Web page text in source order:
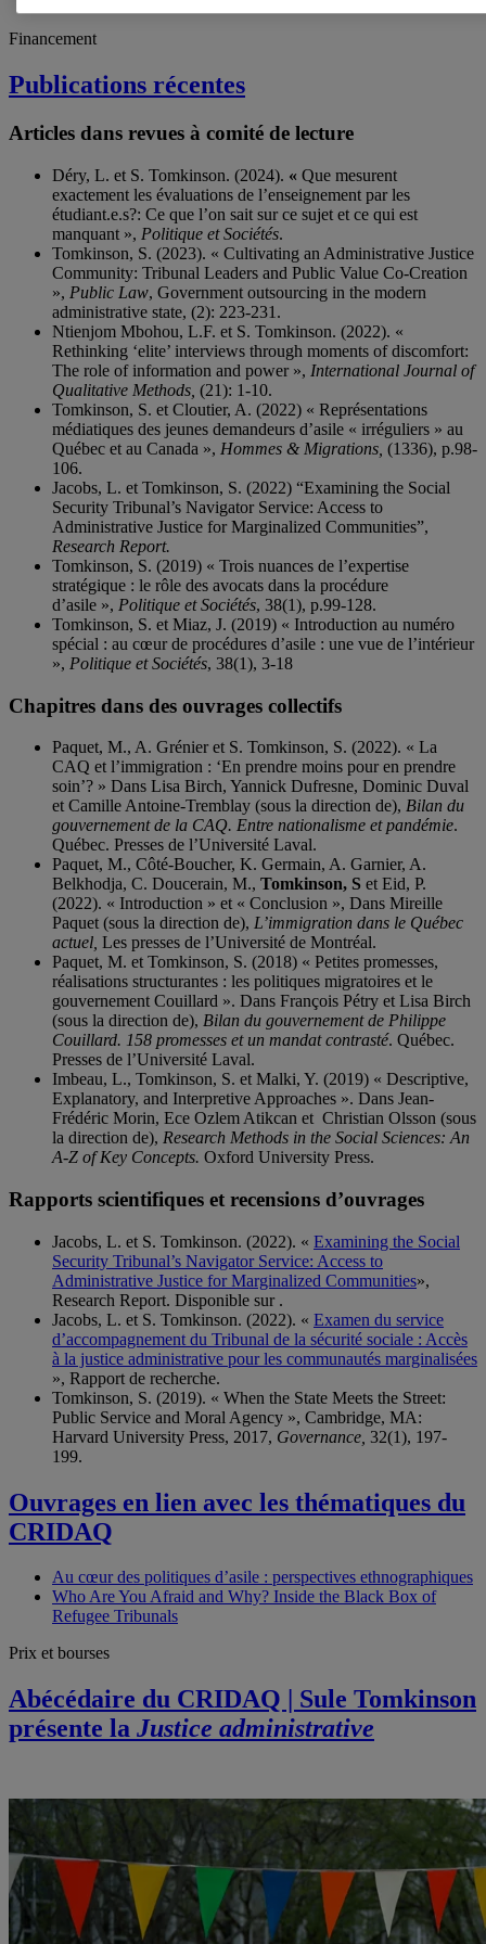
Financement
Publications récentes
Articles dans revues à comité de lecture
Déry, L. et S. Tomkinson. (2024). « Que mesurent
exactement les évaluations de l’enseignement par les
étudiant.e.s?: Ce que l’on sait sur ce sujet et ce qui est
manquant », Politique et Sociétés.
Tomkinson, S. (2023). « Cultivating an Administrative Justice
Community: Tribunal Leaders and Public Value Co-Creation
», Public Law, Government outsourcing in the modern
administrative state, (2): 223-231.
Ntienjom Mbohou, L.F. et S. Tomkinson. (2022). «
Rethinking ‘elite’ interviews through moments of discomfort:
The role of information and power », International Journal of
Qualitative Methods, (21): 1-10.
Tomkinson, S. et Cloutier, A. (2022) « Représentations
médiatiques des jeunes demandeurs d’asile « irréguliers » au
Québec et au Canada », Hommes & Migrations, (1336), p.98-
106.
Jacobs, L. et Tomkinson, S. (2022) “Examining the Social
Security Tribunal’s Navigator Service: Access to
Administrative Justice for Marginalized Communities”,
Research Report.
Tomkinson, S. (2019) « Trois nuances de l’expertise
stratégique : le rôle des avocats dans la procédure
d’asile », Politique et Sociétés, 38(1), p.99-128.
Tomkinson, S. et Miaz, J. (2019) « Introduction au numéro
spécial : au cœur de procédures d’asile : une vue de l’intérieur
», Politique et Sociétés, 38(1), 3-18
Chapitres dans des ouvrages collectifs
Paquet, M., A. Grénier et S. Tomkinson, S. (2022). « La
CAQ et l’immigration : ‘En prendre moins pour en prendre
soin’? » Dans Lisa Birch, Yannick Dufresne, Dominic Duval
et Camille Antoine-Tremblay (sous la direction de), Bilan du
gouvernement de la CAQ. Entre nationalisme et pandémie.
Québec. Presses de l’Université Laval.
Paquet, M., Côté-Boucher, K. Germain, A. Garnier, A.
Belkhodja, C. Doucerain, M., Tomkinson, S et Eid, P.
(2022). « Introduction » et « Conclusion », Dans Mireille
Paquet (sous la direction de), L’immigration dans le Québec
actuel, Les presses de l’Université de Montréal.
Paquet, M. et Tomkinson, S. (2018) « Petites promesses,
réalisations structurantes : les politiques migratoires et le
gouvernement Couillard ». Dans François Pétry et Lisa Birch
(sous la direction de), Bilan du gouvernement de Philippe
Couillard. 158 promesses et un mandat contrasté. Québec.
Presses de l’Université Laval.
Imbeau, L., Tomkinson, S. et Malki, Y. (2019) « Descriptive,
Explanatory, and Interpretive Approaches ». Dans Jean-
Frédéric Morin, Ece Ozlem Atikcan et Christian Olsson (sous
la direction de), Research Methods in the Social Sciences: An
A-Z of Key Concepts. Oxford University Press.
Rapports scientifiques et recensions d’ouvrages
Jacobs, L. et S. Tomkinson. (2022). « Examining the Social
Security Tribunal’s Navigator Service: Access to
Administrative Justice for Marginalized Communities»,
Research Report. Disponible sur .
Jacobs, L. et S. Tomkinson. (2022). « Examen du service
d’accompagnement du Tribunal de la sécurité sociale : Accès
à la justice administrative pour les communautés marginalisées
», Rapport de recherche.
Tomkinson, S. (2019). « When the State Meets the Street:
Public Service and Moral Agency », Cambridge, MA:
Harvard University Press, 2017, Governance, 32(1), 197-
199.
Ouvrages en lien avec les thématiques du
CRIDAQ
Au cœur des politiques d’asile : perspectives ethnographiques
Who Are You Afraid and Why? Inside the Black Box of
Refugee Tribunals
Prix et bourses
Abécédaire du CRIDAQ | Sule Tomkinson
présente la Justice administrative